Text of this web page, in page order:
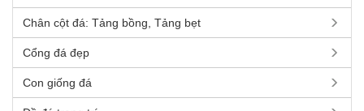
Chân cột đá: Tảng bồng, Tảng bẹt
Cổng đá đẹp
Con giống đá